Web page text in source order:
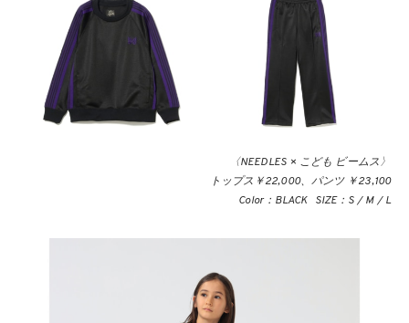
〈NEEDLES × こども ビームス〉
トップス￥22,000、パンツ ￥23,100
Color：BLACK SIZE：S / M / L